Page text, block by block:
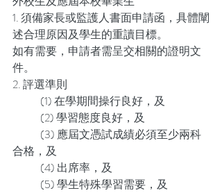
1. 須備家長或監護人書面申請函，具體闡
述合理原因及學生的重讀目標。
如有需要，申請者需呈交相關的證明文
件。
2. 評選準則
	(1) 在學期間操行良好，及
	(2) 學習態度良好，及
合格，及
	(4) 出席率，及
	(5) 學生特殊學習需要，及